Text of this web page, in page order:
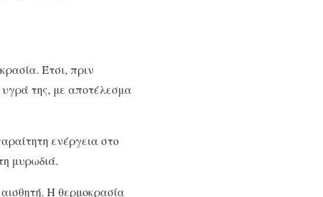
Έτσι, πριν
υγρά της, με αποτέλεσμα
ενέργεια στο
μυρωδιά.
Η θερμοκρασία